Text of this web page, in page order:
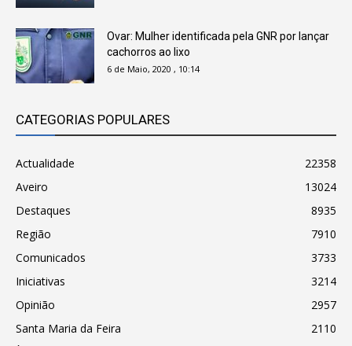
Ovar: Mulher identificada pela GNR por lançar
cachorros ao lixo
6 de Maio, 2020 , 10:14
CATEGORIAS POPULARES
Actualidade
22358
Aveiro
13024
Destaques
8935
Região
7910
Comunicados
3733
Iniciativas
3214
Opinião
2957
Santa Maria da Feira
2110